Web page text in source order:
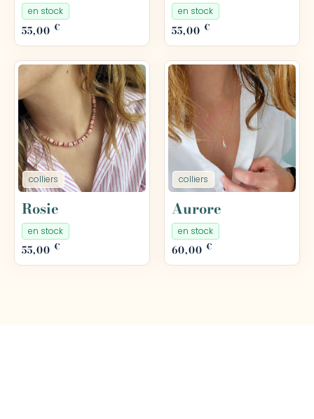
en stock
55,00 €
en stock
55,00 €
colliers
Rosie
en stock
55,00 €
colliers
Aurore
en stock
60,00 €